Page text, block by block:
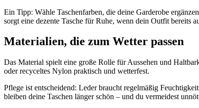
Ein Tipp: Wähle Taschenfarben, die deine Garderobe
sorgt eine dezente Tasche für Ruhe, wenn dein Outfit bereits
Materialien, die zum Wetter passen
Das Material spielt eine große Rolle für Aussehen und
oder recyceltes Nylon praktisch und wetterfest.
Pflege ist entscheidend: Leder braucht regelmäßig
bleiben deine Taschen länger schön – und du vermeidest